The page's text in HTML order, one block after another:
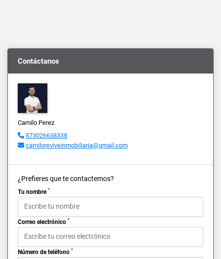
Contáctanos
Camilo Perez
573026638338
camiloreviveinmobiliaria@gmail.com
¿Prefieres que te contactemos?
Tu nombre *
Correo electrónico *
Número de teléfono *